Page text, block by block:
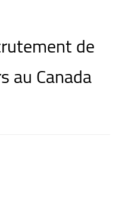
de
au Canada